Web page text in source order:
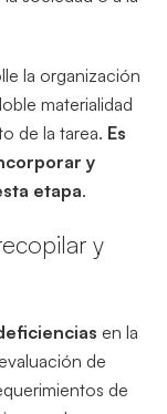
la organización
materialidad
de la tarea. Es
y
etapa.
y
en la
de
de